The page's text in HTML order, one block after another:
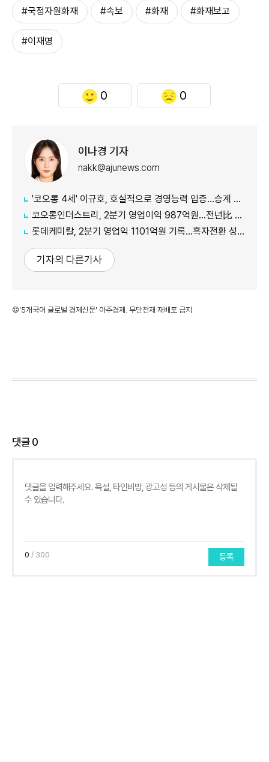
#국정자원화재 #속보 #화재 #화재보고
#이재명
0 0
이나경 기자
nakk@ajunews.com
'코오롱 4세' 이규호, 호실적으로 경영능력 입증…승계 기반 강화
코오롱인더스트리, 2분기 영업이익 987억원...전년比 118% 증가
롯데케미칼, 2분기 영업익 1101억원 기록...흑자전환 성공
기자의 다른기사
©'5개국어 글로벌 경제신문' 아주경제. 무단전재·재배포 금지
댓글0
0 / 300 등록